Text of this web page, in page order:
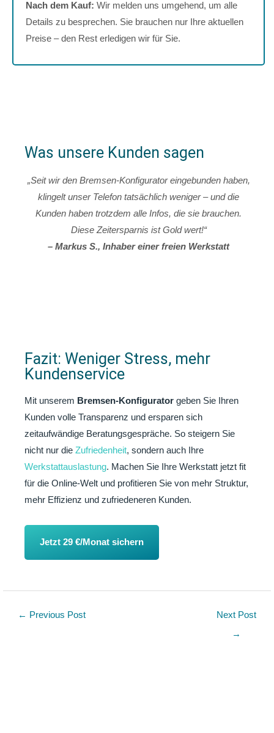
Nach dem Kauf: Wir melden uns umgehend, um alle
Details zu besprechen. Sie brauchen nur Ihre aktuellen
Preise – den Rest erledigen wir für Sie.
Was unsere Kunden sagen
„Seit wir den Bremsen-Konfigurator eingebunden haben,
klingelt unser Telefon tatsächlich weniger – und die
Kunden haben trotzdem alle Infos, die sie brauchen.
Diese Zeitersparnis ist Gold wert!“
– Markus S., Inhaber einer freien Werkstatt
Fazit: Weniger Stress, mehr
Kundenservice
Mit unserem Bremsen-Konfigurator geben Sie Ihren
Kunden volle Transparenz und ersparen sich
zeitaufwändige Beratungsgespräche. So steigern Sie
nicht nur die Zufriedenheit, sondern auch Ihre
Werkstattauslastung. Machen Sie Ihre Werkstatt jetzt fit
für die Online-Welt und profitieren Sie von mehr Struktur,
mehr Effizienz und zufriedeneren Kunden.
Jetzt 29 €/Monat sichern
← Previous Post
Next Post
→